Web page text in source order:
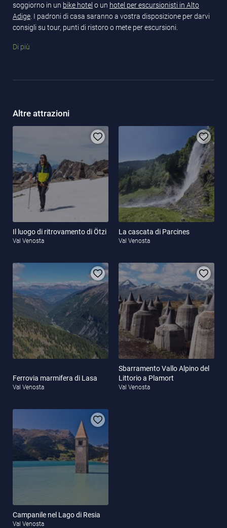
soggiorno in un bike hotel o un hotel per escursionisti in Alto
Adige . I padroni di casa saranno a vostra disposizione per darvi
consigli su tour, punti di ristoro o mete per escursioni.
Se preferite viaggiare in compagnia dei vostri
Di più
Altre attrazioni
Il luogo di ritrovamento di Ötzi
Val Venosta
La cascata di Parcines
Val Venosta
Ferrovia marmifera di Lasa
Val Venosta
Sbarramento Vallo Alpino del
Littorio a Plamort
Val Venosta
Campanile nel Lago di Resia
Val Venosta